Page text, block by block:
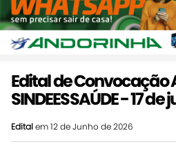
Edital de Convocação
SINDEESSAÚDE - 17 de
Editalem 12 de Junho de 2026